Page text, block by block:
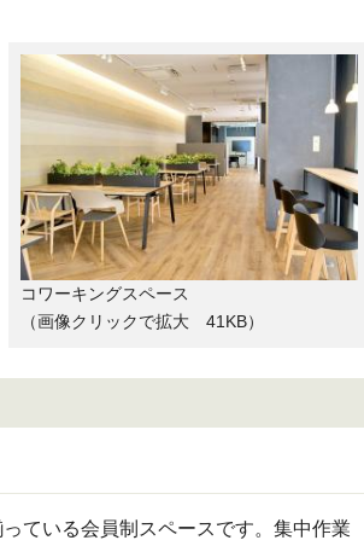
コワーキングスペース
（画像クリックで拡大 41KB）
ている会員制スペースです。集中作業